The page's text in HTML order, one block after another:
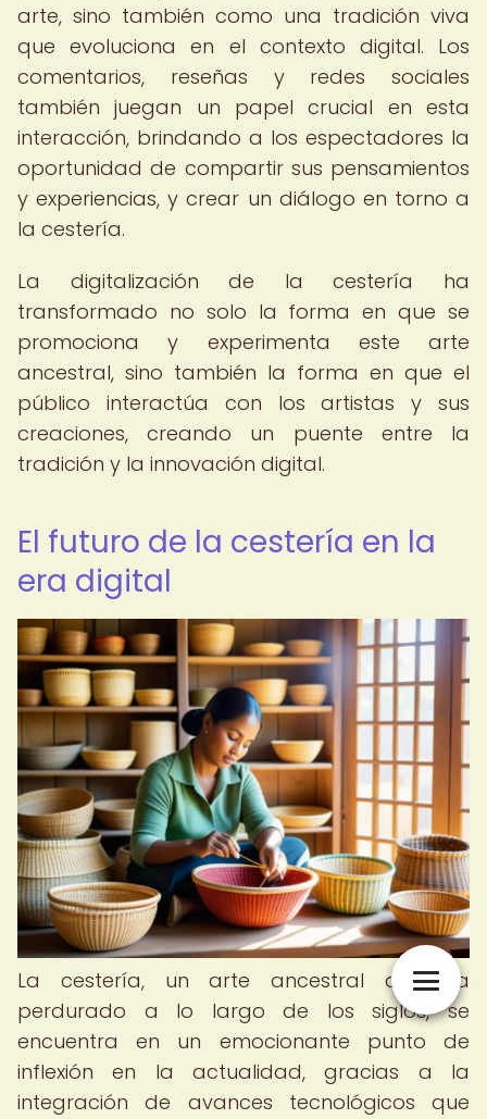
arte, sino también como una tradición viva
que evoluciona en el contexto digital. Los
comentarios, reseñas y redes sociales
también juegan un papel crucial en esta
interacción, brindando a los espectadores la
oportunidad de compartir sus pensamientos
y experiencias, y crear un diálogo en torno a
la cestería.
La digitalización de la cestería ha
transformado no solo la forma en que se
promociona y experimenta este arte
ancestral, sino también la forma en que el
público interactúa con los artistas y sus
creaciones, creando un puente entre la
tradición y la innovación digital.
El futuro de la cestería en la
era digital
La cestería, un arte ancestral que ha
perdurado a lo largo de los siglos, se
encuentra en un emocionante punto de
inflexión en la actualidad, gracias a la
integración de avances tecnológicos que